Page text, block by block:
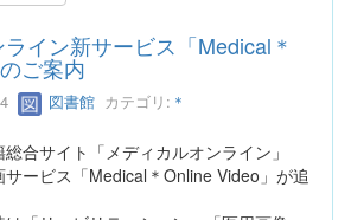
イン新サービス「Medical＊
ご案内
図書館 カテゴリ: ＊
合サイト「メディカルオンライン」
ービス「Medical＊Online Video」が追